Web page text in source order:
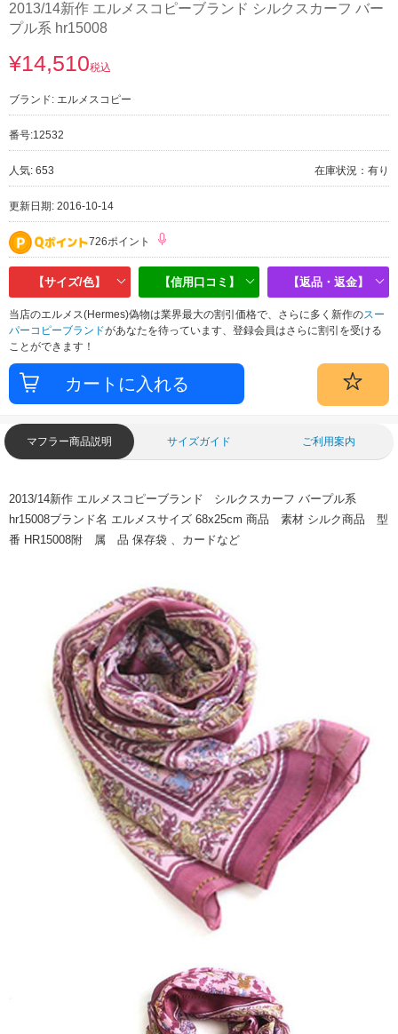
2013/14新作 エルメスコピーブランド シルクスカーフ バー
プル系 hr15008
¥14,510税込
ブランド: エルメスコピー
番号:12532
人気: 653 在庫状況：有り
更新日期: 2016-10-14
726ポイント
【サイズ/色】 【信用口コミ】 【返品・返金】
当店のエルメス(Hermes)偽物は業界最大の割引価格で、さらに多く新作のスー
パーコピーブランドがあなたを待っています、登録会員はさらに割引を受ける
ことができます！
マフラー商品説明 サイズガイド ご利用案内
2013/14新作 エルメスコピーブランド シルクスカーフ バープル系
hr15008ブランド名 エルメスサイズ 68x25cm 商品 素材 シルク商品 型
番 HR15008附 属 品 保存袋 、カードなど